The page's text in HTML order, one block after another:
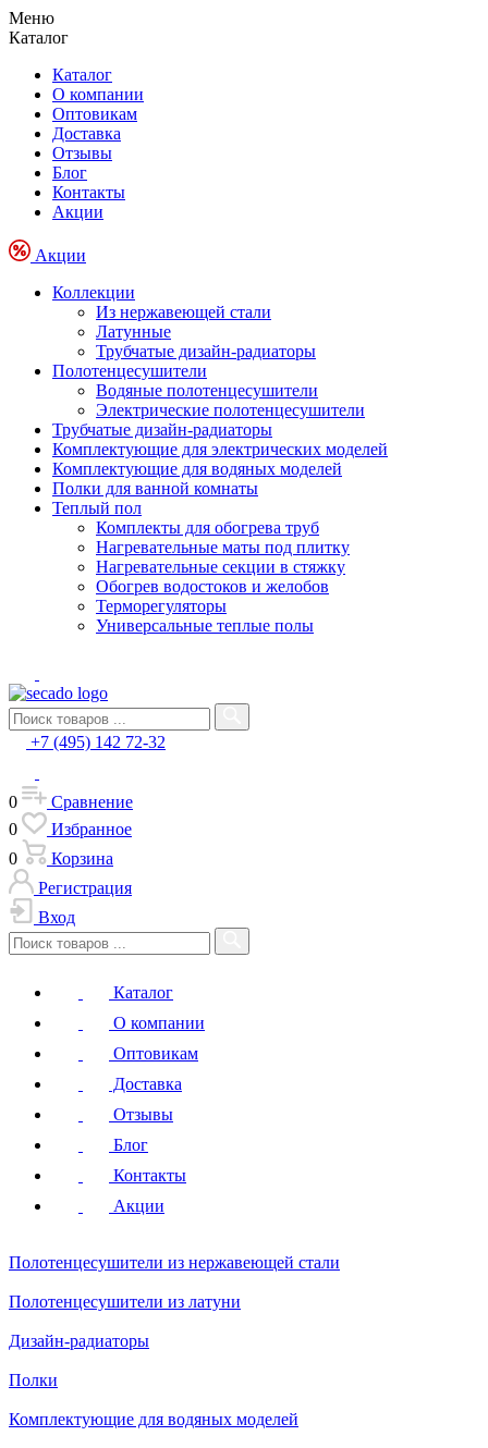
Меню
Каталог
Каталог
О компании
Оптовикам
Доставка
Отзывы
Блог
Контакты
Акции
Акции
Коллекции
Из нержавеющей стали
Латунные
Трубчатые дизайн-радиаторы
Полотенцесушители
Водяные полотенцесушители
Электрические полотенцесушители
Трубчатые дизайн-радиаторы
Комплектующие для электрических моделей
Комплектующие для водяных моделей
Полки для ванной комнаты
Теплый пол
Комплекты для обогрева труб
Нагревательные маты под плитку
Нагревательные секции в стяжку
Обогрев водостоков и желобов
Терморегуляторы
Универсальные теплые полы
+7 (495) 142 72-32
0
Сравнение
0
Избранное
0
Корзина
Регистрация
Вход
Каталог
О компании
Оптовикам
Доставка
Отзывы
Блог
Контакты
Акции
Полотенцесушители из нержавеющей стали
Полотенцесушители из латуни
Дизайн-радиаторы
Полки
Комплектующие для водяных моделей